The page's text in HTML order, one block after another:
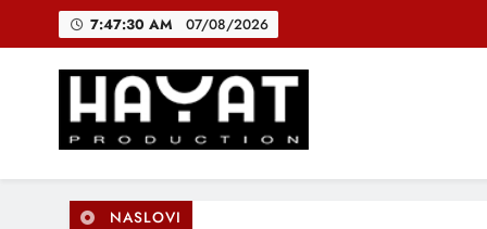
7:47:31 AM 07/08/2026
Hayat Production
Promocija domaće muzike
NASLOVI